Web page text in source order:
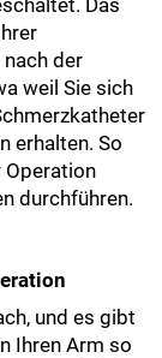
Das
der
weil Sie sich
erhalten. So
Operation
durchführen.
und es gibt
Ihren Arm so